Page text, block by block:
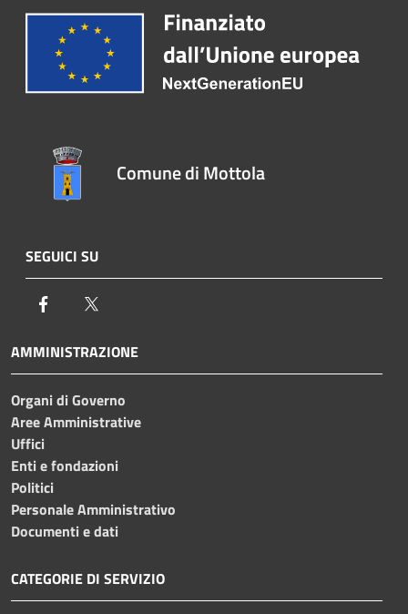
Comune di Mottola
SEGUICI SU
Facebook
AMMINISTRAZIONE
Organi di Governo
Aree Amministrative
Uffici
Enti e fondazioni
Politici
Personale Amministrativo
Documenti e dati
CATEGORIE DI SERVIZIO